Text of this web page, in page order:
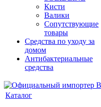
Кисти
Валики
Сопутствующие
товары
Средства по уходу за
домом
Антибактериальные
средства
Каталог